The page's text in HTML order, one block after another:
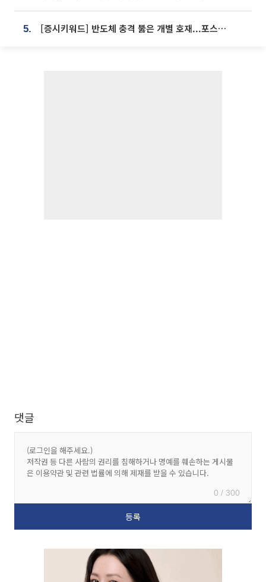
5. [증시키워드] 반도체 충격 뚫은 개별 호재...포스코퓨처엠·에코프로·한화솔루션 '눈길'
댓글
0 / 300